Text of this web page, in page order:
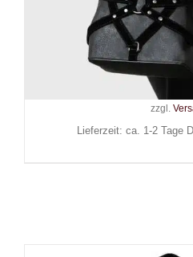
Killstar
59,90
zzgl.
Lieferzeit: ca. 1-2 Tage